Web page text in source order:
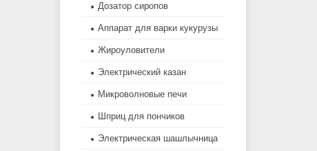
Дозатор сиропов
Аппарат для варки кукурузы
Жироуловители
Электрический казан
Микроволновые печи
Шприц для пончиков
Электрическая шашлычница